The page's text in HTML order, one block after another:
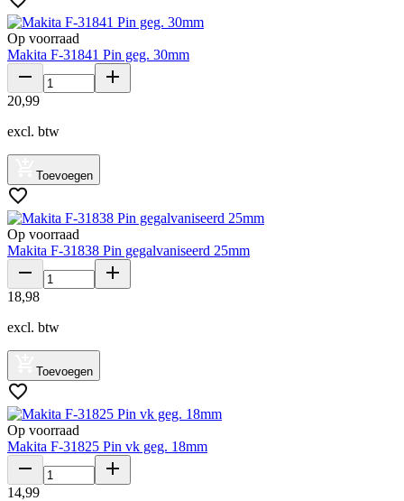
Op voorraad
Makita F-31841 Pin geg. 30mm
20,99
excl. btw
Toevoegen
Op voorraad
Makita F-31838 Pin gegalvaniseerd 25mm
18,98
excl. btw
Toevoegen
Op voorraad
Makita F-31825 Pin vk geg. 18mm
14,99